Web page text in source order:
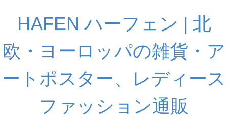
HAFEN ハーフェン | 北
欧・ヨーロッパの雑貨・ア
ートポスター、レディース
ファッション通販